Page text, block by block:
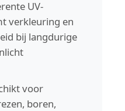
UV-
verkleuring en
bij langdurige
voor
boren,